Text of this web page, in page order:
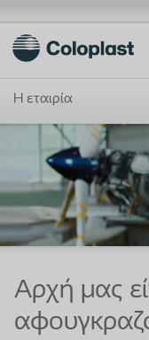
Η εταιρία
Αρχή μας